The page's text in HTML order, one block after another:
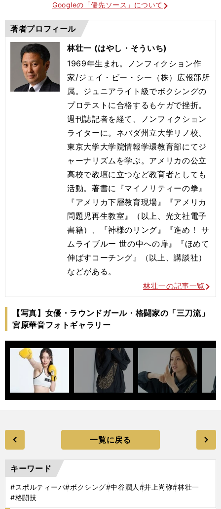
Googleの「優先ソース」について
著者プロフィール
林壮一 (はやし・そういち)
1969年生まれ。ノンフィクション作
家/ジェイ・ビー・シー（株）広報部所
属。ジュニアライト級でボクシングの
プロテストに合格するもケガで挫折。
週刊誌記者を経て、ノンフィクション
ライターに。ネバダ州立大学リノ校、
東京大学大学院情報学環教育部にてジ
ャーナリズムを学ぶ。アメリカの公立
高校で教壇に立つなど教育者としても
活動。著書に『マイノリティーの拳』
『アメリカ下層教育現場』『アメリカ
問題児再生教室』（以上、光文社電子
書籍）、『神様のリング』『進め！ サ
ムライブルー 世の中への扉』『ほめて
伸ばすコーチング』（以上、講談社）
などがある。
林壮一の記事一覧
【写真】女優・ラウンドガール・格闘家の「三刀流」
宮原華音フォトギャラリー
一覧に戻る
キーワード
#スポルティーバ#ボクシング#中谷潤人 #井上尚弥#林壮一
#格闘技